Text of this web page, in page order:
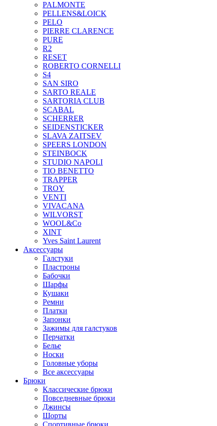
PALMONTE
PELLENS&LOICK
PELO
PIERRE CLARENCE
PURE
R2
RESET
ROBERTO CORNELLI
S4
SAN SIRO
SARTO REALE
SARTORIA CLUB
SCABAL
SCHERRER
SEIDENSTICKER
SLAVA ZAITSEV
SPEERS LONDON
STEINBOCK
STUDIO NAPOLI
TIO BENETTO
TRAPPER
TROY
VENTI
VIVACANA
WILVORST
WOOL&Co
XINT
Yves Saint Laurent
Аксессуары
Галстуки
Пластроны
Бабочки
Шарфы
Кушаки
Ремни
Платки
Запонки
Зажимы для галстуков
Перчатки
Белье
Носки
Головные уборы
Все аксессуары
Брюки
Классические брюки
Повседневные брюки
Джинсы
Шорты
Спортивные брюки